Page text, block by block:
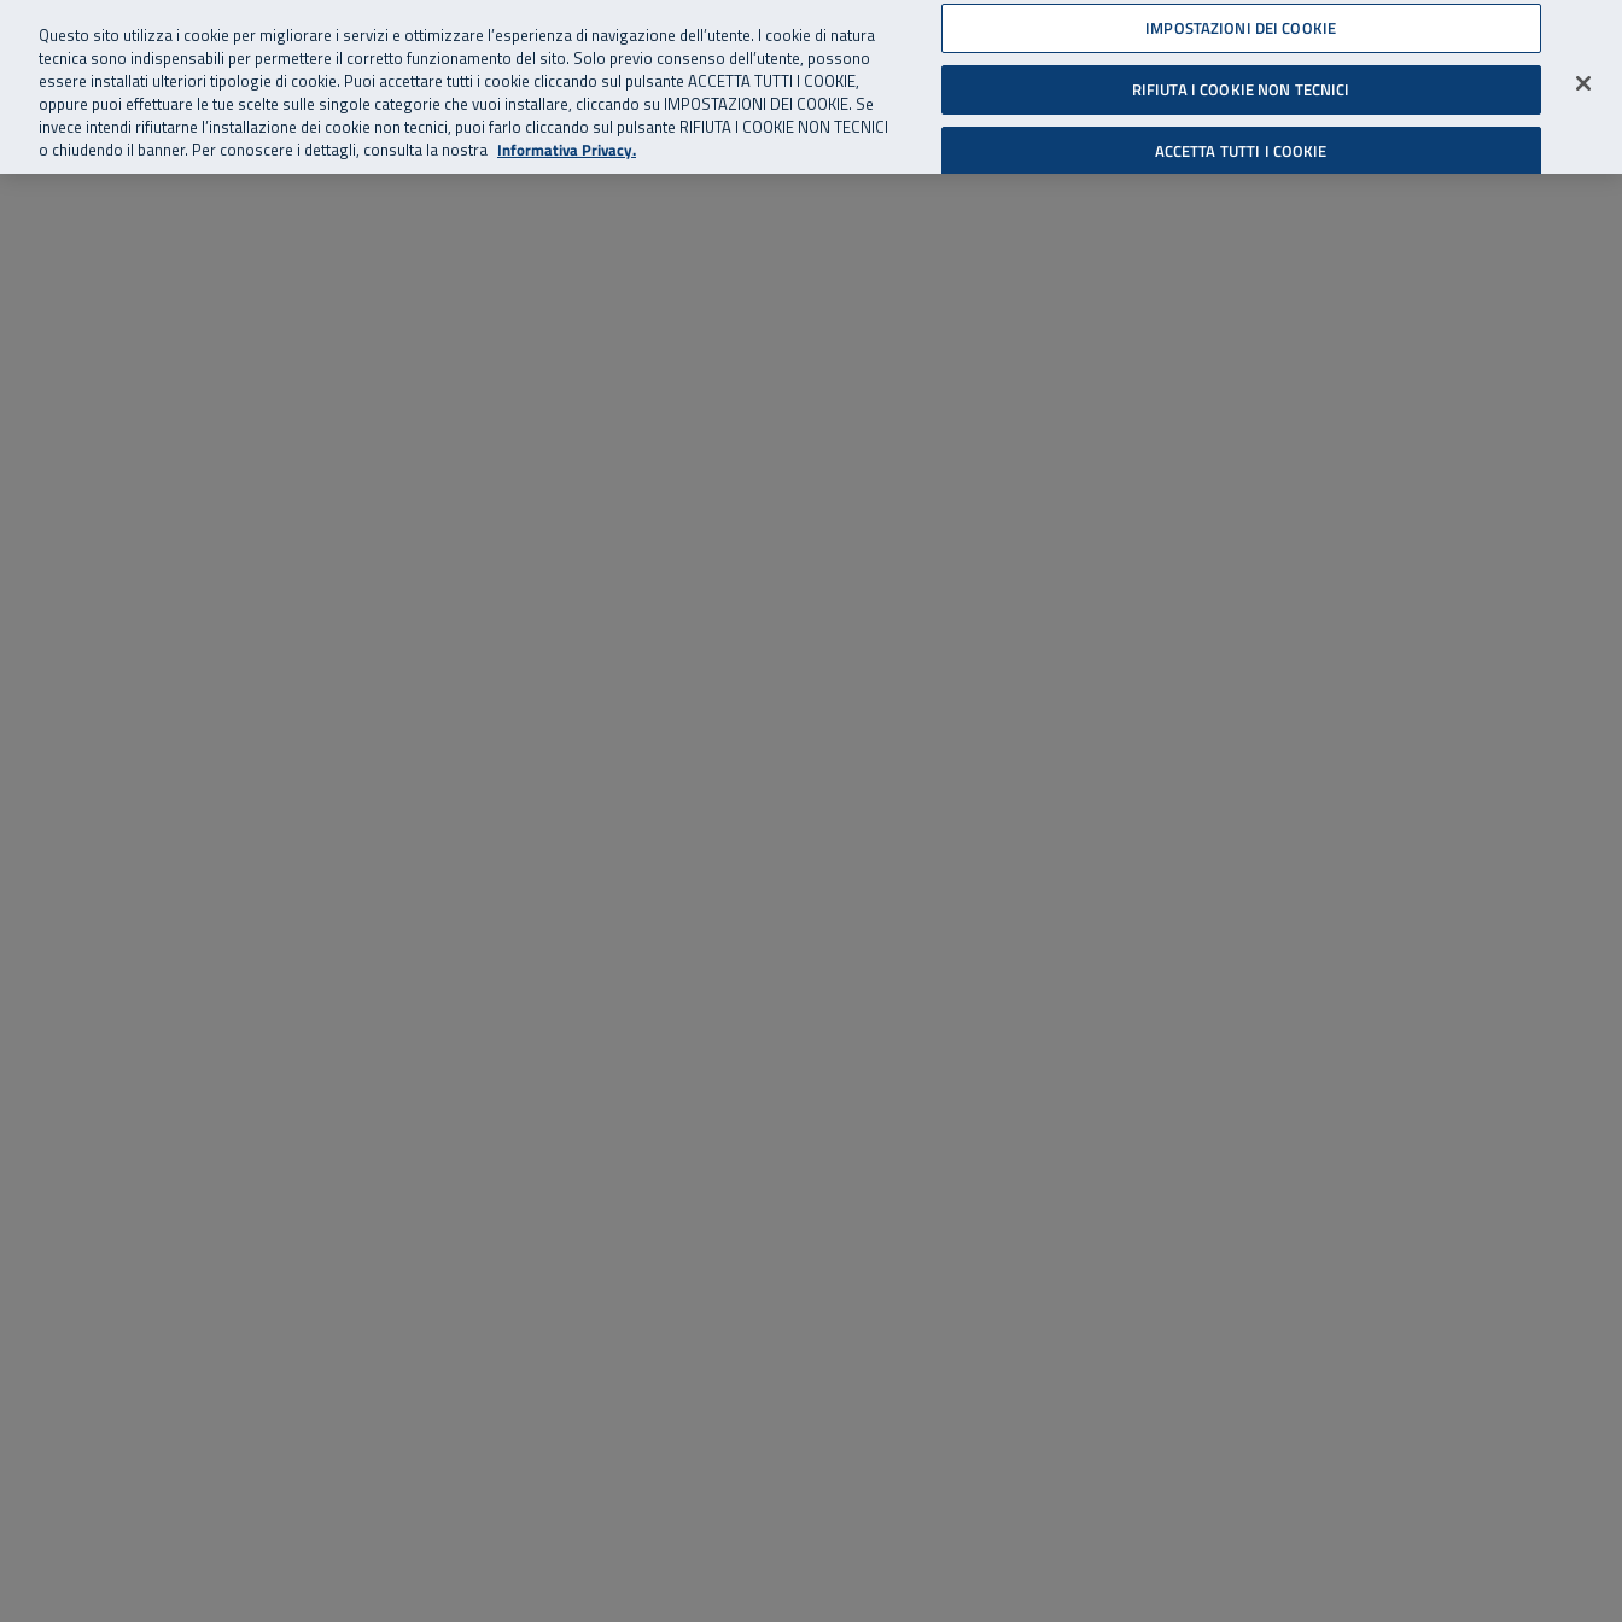
Vai al menu principale
Vai al contenuto principale
Vai al Footer 06 45539607
SuperAbile - il Contact Center Inail per il mondo della disabilità
Home Chi siamo Storie, news ed eventi Risorse utili Supporto Accessibilità
Cerca
Accedi all'area riservata
Questo sito utilizza i cookie per migliorare i servizi e ottimizzare l’esperienza di navigazione dell’utente. I cookie di natura
tecnica sono indispensabili per permettere il corretto funzionamento del sito. Solo previo consenso dell’utente, possono
essere installati ulteriori tipologie di cookie. Puoi accettare tutti i cookie cliccando sul pulsante ACCETTA TUTTI I COOKIE,
oppure puoi effettuare le tue scelte sulle singole categorie che vuoi installare, cliccando su IMPOSTAZIONI DEI COOKIE. Se
invece intendi rifiutarne l’installazione dei cookie non tecnici, puoi farlo cliccando sul pulsante RIFIUTA I COOKIE NON TECNICI
o chiudendo il banner. Per conoscere i dettagli, consulta la nostra Informativa Privacy.
IMPOSTAZIONI DEI COOKIE
RIFIUTA I COOKIE NON TECNICI
ACCETTA TUTTI I COOKIE